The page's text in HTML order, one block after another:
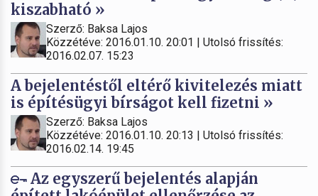
kiszabható »
Szerző: Baksa Lajos
Közzétéve: 2016.01.10. 20:01 | Utolsó frissítés:
2016.02.07. 15:23
A bejelentéstől eltérő kivitelezés miatt
is építésügyi bírságot kell fizetni »
Szerző: Baksa Lajos
Közzétéve: 2016.01.10. 20:13 | Utolsó frissítés:
2016.02.14. 19:45
Az egyszerű bejelentés alapján